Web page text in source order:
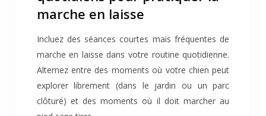
marche en laisse
Incluez des séances courtes mais fréquentes de
marche en laisse dans votre routine quotidienne.
Alternez entre des moments où votre chien peut
explorer librement (dans le jardin ou un parc
clôturé) et des moments où il doit marcher au